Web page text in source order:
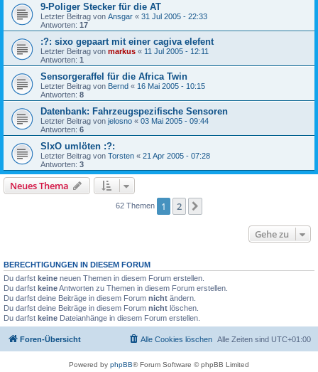
9-Poliger Stecker für die AT
Letzter Beitrag von Ansgar « 31 Jul 2005 - 22:33
Antworten: 17
:?: sixo gepaart mit einer cagiva elefent
Letzter Beitrag von markus « 11 Jul 2005 - 12:11
Antworten: 1
Sensorgeraffel für die Africa Twin
Letzter Beitrag von Bernd « 16 Mai 2005 - 10:15
Antworten: 8
Datenbank: Fahrzeugspezifische Sensoren
Letzter Beitrag von jelosno « 03 Mai 2005 - 09:44
Antworten: 6
SIxO umlöten :?:
Letzter Beitrag von Torsten « 21 Apr 2005 - 07:28
Antworten: 3
Neues Thema
62 Themen 1 2
Gehe zu
BERECHTIGUNGEN IN DIESEM FORUM
Du darfst keine neuen Themen in diesem Forum erstellen.
Du darfst keineAntworten zu Themen in diesem Forum erstellen.
Du darfst deine Beiträge in diesem Forum nicht ändern.
Du darfst deine Beiträge in diesem Forum nicht löschen.
Du darfst keine Dateianhänge in diesem Forum erstellen.
Foren-Übersicht Alle Zeiten sind UTC+01:00
Alle Cookies löschen
Powered by phpBB® Forum Software © phpBB Limited